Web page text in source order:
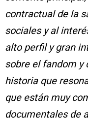
contractual de la
sociales y al
alto perfil y gran
sobre el fandom y
historia que
que están muy
documentales de